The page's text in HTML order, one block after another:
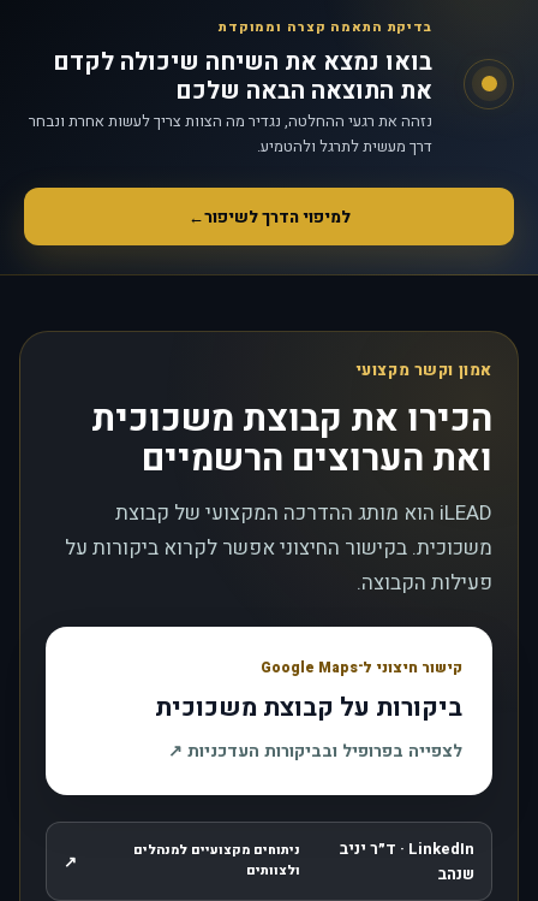
בדיקת התאמה קצרה וממוקדת
בואו נמצא את השיחה שיכולה לקדם
את התוצאה הבאה שלכם
נזהה את רגעי ההחלטה, נגדיר מה הצוות צריך לעשות אחרת ונבחר
דרך מעשית לתרגל ולהטמיע.
למיפוי הדרך לשיפור←
אמון וקשר מקצועי
הכירו את קבוצת משכוכית
ואת הערוצים הרשמיים
iLEAD הוא מותג ההדרכה המקצועי של קבוצת
משכוכית. בקישור החיצוני אפשר לקרוא ביקורות על
פעילות הקבוצה.
קישור חיצוני ל־Google Maps
ביקורות על קבוצת משכוכית
לצפייה בפרופיל ובביקורות העדכניות ↗
LinkedIn · ד״ר יניב
שנהב
ניתוחים מקצועיים למנהלים
ולצוותים
↗ , נפתח בחלון חדש